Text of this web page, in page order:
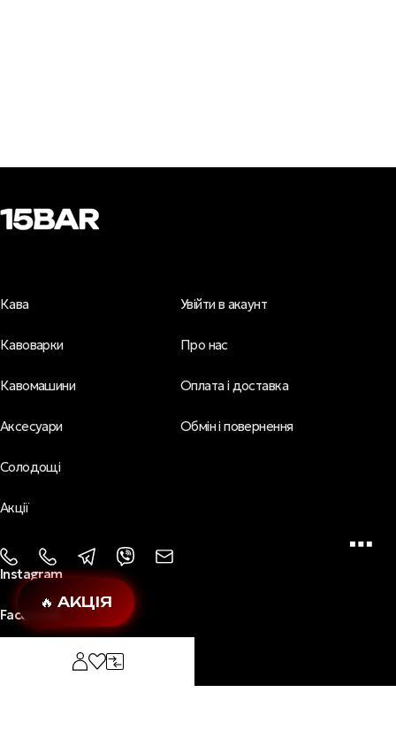
🔥 АКЦІЯ
Кава
Кавоварки
Кавомашини
Аксесуари
Солодощі
Акції
Увійти в акаунт
Про нас
Оплата і доставка
Обмін і повернення
Instagram
Facebook